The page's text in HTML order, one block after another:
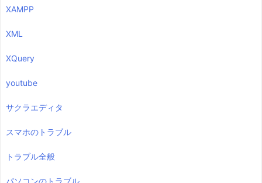
XAMPP
XML
XQuery
youtube
サクラエディタ
スマホのトラブル
トラブル全般
パソコンのトラブル